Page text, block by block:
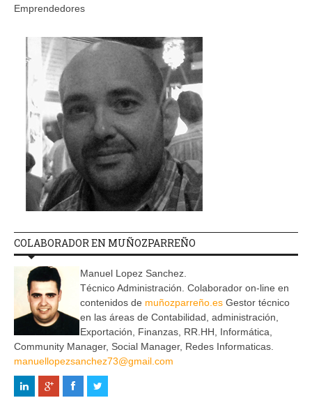
Emprendedores
COLABORADOR EN MUÑOZPARREÑO
Manuel Lopez Sanchez.
Técnico Administración. Colaborador on-line en
contenidos de muñozparreño.es Gestor técnico
en las áreas de Contabilidad, administración,
Exportación, Finanzas, RR.HH, Informática,
Community Manager, Social Manager, Redes Informaticas.
manuellopezsanchez73@gmail.com